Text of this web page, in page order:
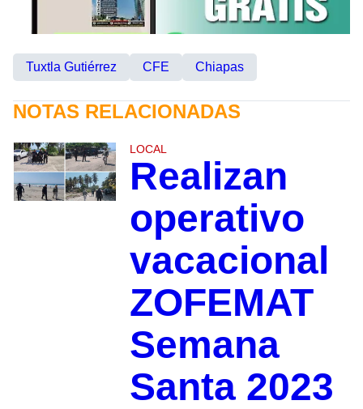
Tuxtla Gutiérrez CFE Chiapas
NOTAS RELACIONADAS
LOCAL
Realizan
operativo
vacacional
ZOFEMAT
Semana
Santa 2023